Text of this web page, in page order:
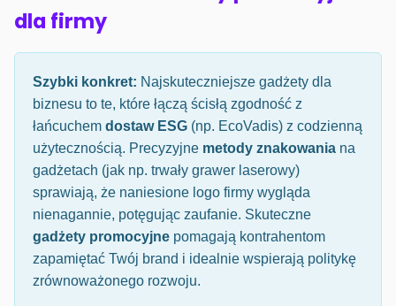
dla firmy
Szybki konkret: Najskuteczniejsze gadżety dla
biznesu to te, które łączą ścisłą zgodność z
łańcuchem dostaw ESG (np. EcoVadis) z codzienną
użytecznością. Precyzyjne metody znakowania na
gadżetach (jak np. trwały grawer laserowy)
sprawiają, że naniesione logo firmy wygląda
nienagannie, potęgując zaufanie. Skuteczne
gadżety promocyjne pomagają kontrahentom
zapamiętać Twój brand i idealnie wspierają politykę
zrównoważonego rozwoju.